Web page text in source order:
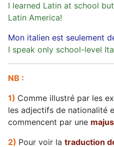
I learned Latin at school
Latin America!
Mon italien est seulement
I speak only school-level
NB :
1) Comme illustré par les
les adjectifs de nationalité
commencent par une
2) Pour voir la traduction